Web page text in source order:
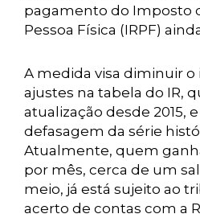
pagamento do Imposto
Pessoa Física (IRPF)
A medida visa diminuir
ajustes na tabela do IR,
atualização desde 2015,
defasagem da série
Atualmente, quem
por mês, cerca de um
meio, já está sujeito ao
acerto de contas com a